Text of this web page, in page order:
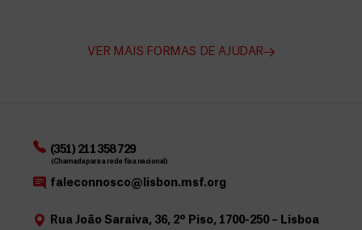
VER MAIS FORMAS DE AJUDAR
(351) 211 358 729
(Chamada para a rede fixa nacional)
faleconnosco@lisbon.msf.org
Rua João Saraiva, 36, 2º Piso, 1700-250 – Lisboa